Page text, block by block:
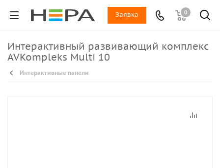
0
Заявка
Интерактивный развивающий комплекс
AVKompleks Multi 10
Интерактивные панели